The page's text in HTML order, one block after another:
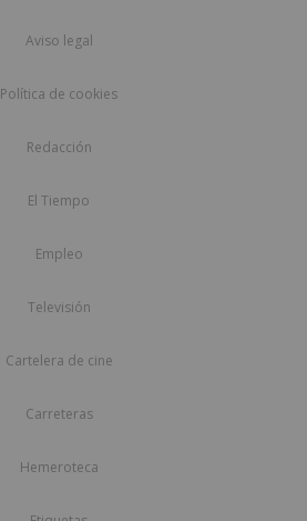
Aviso legal
Política de cookies
Redacción
El Tiempo
Empleo
Televisión
Cartelera de cine
Carreteras
Hemeroteca